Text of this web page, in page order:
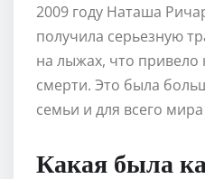
2009 году Наташа
получила серьезную
на лыжах, что
смерти. Это была
семьи и для всего
Какая была